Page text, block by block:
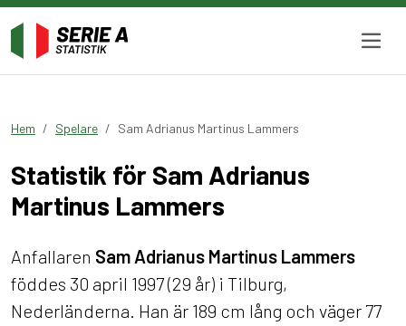
Hem Spelare Sam Adrianus Martinus Lammers
Statistik för Sam Adrianus
Martinus Lammers
Anfallaren Sam Adrianus Martinus Lammers
föddes 30 april 1997 (29 år) i Tilburg,
Nederländerna. Han är 189 cm lång och väger 77